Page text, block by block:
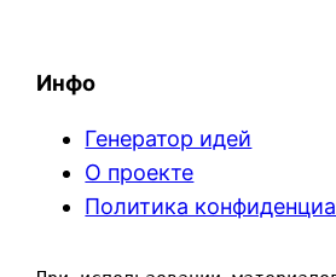
Инфо
Генератор идей
О проекте
Политика